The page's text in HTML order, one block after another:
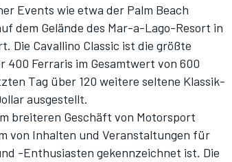
Events wie etwa der Palm Beach
dem Gelände des Mar-a-Lago-Resort in
Die Cavallino Classic ist die größte
Ferraris im Gesamtwert von 600
Tag über 120 weitere seltene Klassik-
ausgestellt.
breiteren Geschäft von Motorsport
von Inhalten und Veranstaltungen für
-Enthusiasten gekennzeichnet ist. Die